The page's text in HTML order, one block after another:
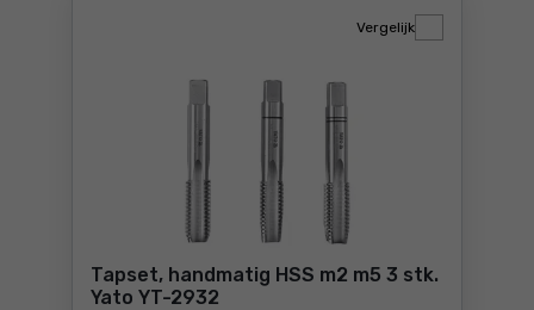
Tapset, handmatig HSS m2 m5 3 stk.
Yato YT-2932
Vergelijk